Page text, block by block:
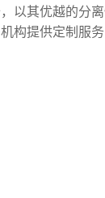
以其优越的分离
构提供定制服